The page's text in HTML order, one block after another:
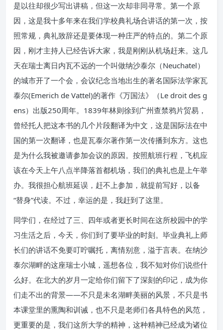
是以往却很少写出讲稿，但这一次却非同寻常。第一个原
因，这是我十多年来在我们学校典礼场合讲话的第一次，按
照常规，典礼致辞还是要体现一种庄严的特点的。第二个原
因，刚才主持人已经告诉大家，我是刚刚从机场赶来。这几
天在瑞士离日内瓦不远的一个叫做纳沙泰尔（Neuchatel）
的城市开了一个会，会议纪念当地出生的著名国际法学家瓦
泰尔(Emerich de Vattel)的著作《万国法》（Le droit des g
ens）出版250周年。1839年林则徐到广州查禁鸦片贸易，
曾经托人把这本书的几个片段翻译为中文，这是国际法在中
国的第一次翻译，也是瓦泰尔著作第一次传播到东方。这也
是为什么我被邀请参加会议的原因。按照航班行程，飞机应
该在今天上午八点半降落首都机场，我们的典礼也是上午举
办。我很担心航班延误，赶不上参加，就提前写好，以备
“替身”代读。不过，幸运的是，我赶到了这里。
同学们，在经过了三、四年或者更长时间在这所校园中的学
习生活之后，今天，你们到了要毕业的时刻。毕业典礼上师
长们的讲话不免要叮咛嘱托，离情别意，溢于言表。在纳沙
泰尔湖畔的这座瑞士小城，遥想各位，我不知对你们说些什
么好。在北大的岁月一定给你们留下了深刻的印记，成为你
们走不出的背景——不只是未名湖畔美丽的风景，不只是书
本课堂里的熏陶和训诫，也不只是老师们各具特色的风范，
更重要的是，我们这所大学的精神，这种精神已经成为诸位